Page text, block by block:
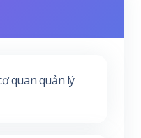
quan quản lý